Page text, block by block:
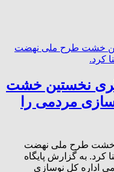
نخستین خشت
مردمی را
خشت طرح ملی نهضت
به گزارش پایگاه
اداره کل نوسازی